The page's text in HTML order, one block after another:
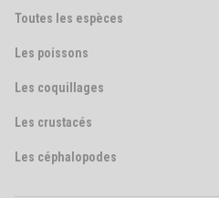
Toutes les espèces
Les poissons
Les coquillages
Les crustacés
Les céphalopodes